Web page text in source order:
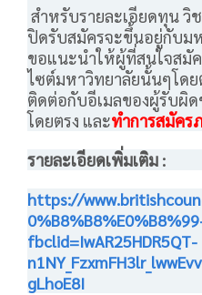
สำหรับรายละเอียดทุน วิ
ปิดรับสมัครจะขึ้นอยู่กับม
ขอแนะนำให้ผู้ที่สนใจสมั
ไซต์มหาวิทยาลัยนั้นๆโด
ติดต่อกับอีเมลของผู้รับผิ
โดยตรง และทำการสมัคร
รายละเอียดเพิ่มเติม :
https://
fbclid=IwAR25HDR5QT-
gLhoE8I